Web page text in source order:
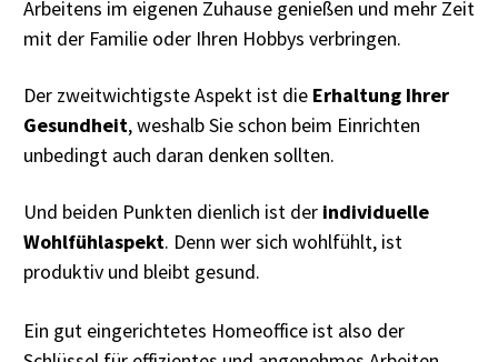
Arbeitens im eigenen Zuhause genießen und mehr Zeit
mit der Familie oder Ihren Hobbys verbringen.
Der zweitwichtigste Aspekt ist die Erhaltung Ihrer
Gesundheit, weshalb Sie schon beim Einrichten
unbedingt auch daran denken sollten.
Und beiden Punkten dienlich ist der individuelle
Wohlfühlaspekt. Denn wer sich wohlfühlt, ist
produktiv und bleibt gesund.
Ein gut eingerichtetes Homeoffice ist also der